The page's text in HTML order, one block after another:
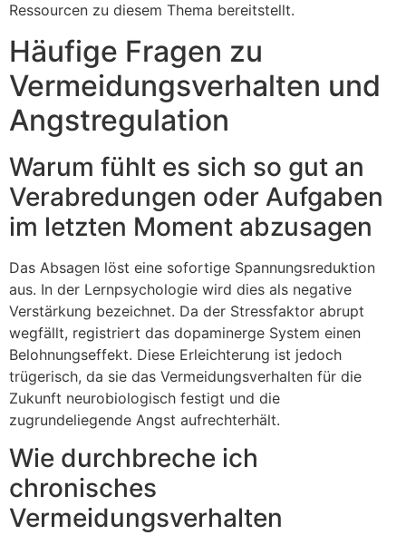
Ressourcen zu diesem Thema bereitstellt.
Häufige Fragen zu
Vermeidungsverhalten und
Angstregulation
Warum fühlt es sich so gut an
Verabredungen oder Aufgaben
im letzten Moment abzusagen
Das Absagen löst eine sofortige Spannungsreduktion
aus. In der Lernpsychologie wird dies als negative
Verstärkung bezeichnet. Da der Stressfaktor abrupt
wegfällt, registriert das dopaminerge System einen
Belohnungseffekt. Diese Erleichterung ist jedoch
trügerisch, da sie das Vermeidungsverhalten für die
Zukunft neurobiologisch festigt und die
zugrundeliegende Angst aufrechterhält.
Wie durchbreche ich
chronisches
Vermeidungsverhalten